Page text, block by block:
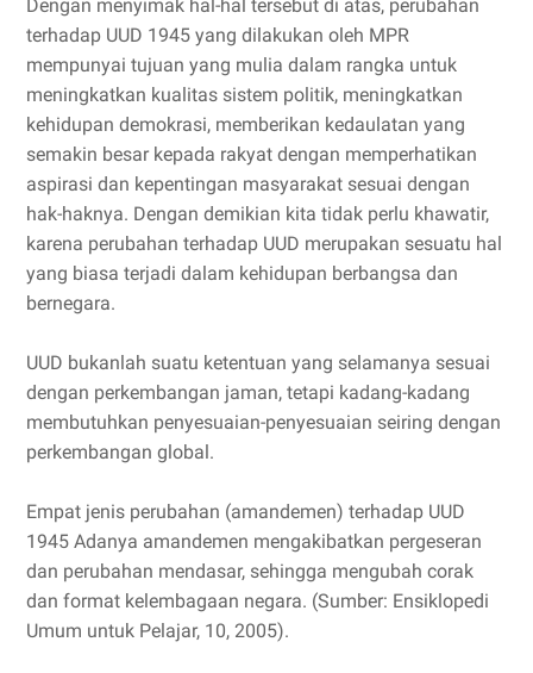
Dengan menyimak hal-hal tersebut di atas, perubahan
terhadap UUD 1945 yang dilakukan oleh MPR
mempunyai tujuan yang mulia dalam rangka untuk
meningkatkan kualitas sistem politik, meningkatkan
kehidupan demokrasi, memberikan kedaulatan yang
semakin besar kepada rakyat dengan memperhatikan
aspirasi dan kepentingan masyarakat sesuai dengan
hak-haknya. Dengan demikian kita tidak perlu khawatir,
karena perubahan terhadap UUD merupakan sesuatu hal
yang biasa terjadi dalam kehidupan berbangsa dan
bernegara.
UUD bukanlah suatu ketentuan yang selamanya sesuai
dengan perkembangan jaman, tetapi kadang-kadang
membutuhkan penyesuaian-penyesuaian seiring dengan
perkembangan global.
Empat jenis perubahan (amandemen) terhadap UUD
1945 Adanya amandemen mengakibatkan pergeseran
dan perubahan mendasar, sehingga mengubah corak
dan format kelembagaan negara. (Sumber: Ensiklopedi
Umum untuk Pelajar, 10, 2005).